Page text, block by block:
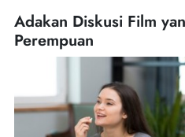
Adakan Diskusi Film
Perempuan